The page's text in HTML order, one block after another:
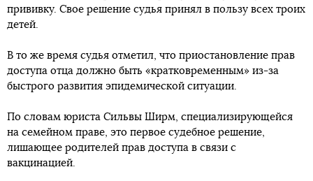
прививку. Свое решение судья принял в пользу всех троих
детей.
В то же время судья отметил, что приостановление прав
доступа отца должно быть «кратковременным» из-за
быстрого развития эпидемической ситуации.
По словам юриста Сильвы Ширм, специализирующейся
на семейном праве, это первое судебное решение,
лишающее родителей прав доступа в связи с
вакцинацией.